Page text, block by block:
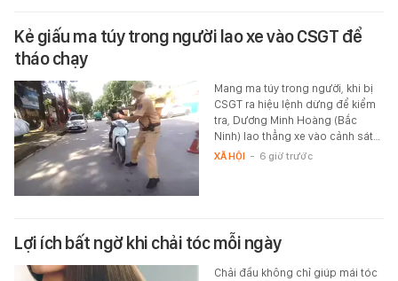
Kẻ giấu ma túy trong người lao xe vào CSGT để
tháo chạy
Mang ma túy trong người, khi bị
CSGT ra hiệu lệnh dừng để kiểm
tra, Dương Minh Hoàng (Bắc
Ninh) lao thẳng xe vào cảnh sát…
XÃ HỘI - 6 giờ trước
Lợi ích bất ngờ khi chải tóc mỗi ngày
Chải đầu không chỉ giúp mái tóc